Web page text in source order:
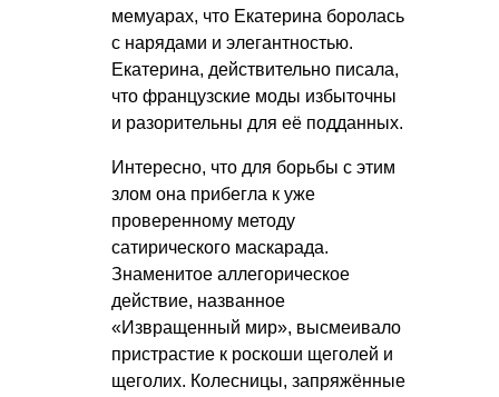
мемуарах, что Екатерина боролась
с нарядами и элегантностью.
Екатерина, действительно писала,
что французские моды избыточны
и разорительны для её подданных.
Интересно, что для борьбы с этим
злом она прибегла к уже
проверенному методу
сатирического маскарада.
Знаменитое аллегорическое
действие, названное
«Извращенный мир», высмеивало
пристрастие к роскоши щеголей и
щеголих. Колесницы, запряжённые